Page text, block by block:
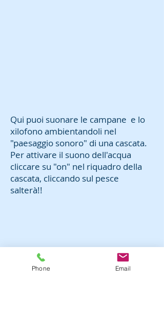
Qui puoi suonare le campane e lo
xilofono ambientandoli nel
"paesaggio sonoro" di una cascata.
Per attivare il suono dell'acqua
cliccare su "on" nel riquadro della
cascata, cliccando sul pesce
salterà!!
Phone Email